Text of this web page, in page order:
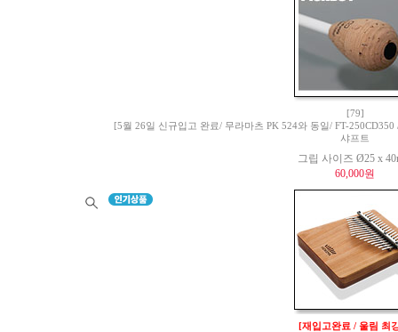
[79]
[5월 26일 신규입고 완료/ 무라마츠 PK 524와 동일/ FT-
샤프트
그립 사이즈 Ø25 x
60,000원
[재입고완료 / 울림 최